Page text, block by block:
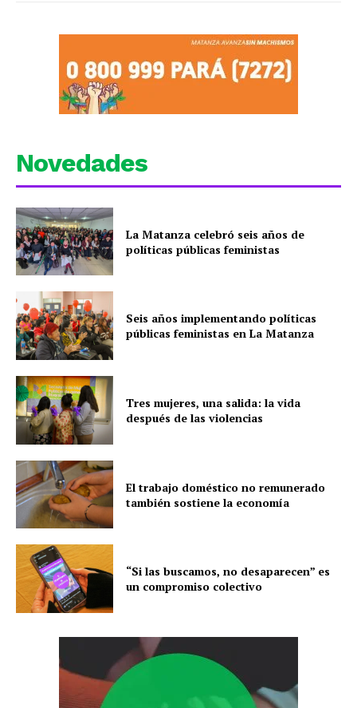
Novedades
La Matanza celebró seis años de
políticas públicas feministas
Seis años implementando políticas
públicas feministas en La Matanza
Tres mujeres, una salida: la vida
después de las violencias
El trabajo doméstico no remunerado
también sostiene la economía
“Si las buscamos, no desaparecen” es
un compromiso colectivo